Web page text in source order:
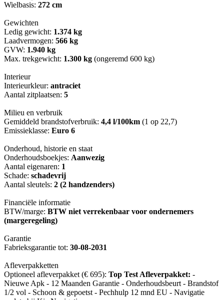
Wielbasis: 272 cm
Gewichten
Ledig gewicht: 1.374 kg
Laadvermogen: 566 kg
GVW: 1.940 kg
Max. trekgewicht: 1.300 kg (ongeremd 600 kg)
Interieur
Interieurkleur: antraciet
Aantal zitplaatsen: 5
Milieu en verbruik
Gemiddeld brandstofverbruik: 4,4 l/100km (1 op 22,7)
Emissieklasse: Euro 6
Onderhoud, historie en staat
Onderhoudsboekjes: Aanwezig
Aantal eigenaren: 1
Schade: schadevrij
Aantal sleutels: 2 (2 handzenders)
Financiële informatie
BTW/marge: BTW niet verrekenbaar voor ondernemers
(margeregeling)
Garantie
Fabrieksgarantie tot: 30-08-2031
Afleverpakketten
Optioneel afleverpakket (€ 695): Top Test Afleverpakket: -
Nieuwe Apk - 12 Maanden Garantie - Onderhoudsbeurt - Brandstof
1/2 vol - Schoon & gepoetst - Pechhulp 12 mnd EU - Navigatie